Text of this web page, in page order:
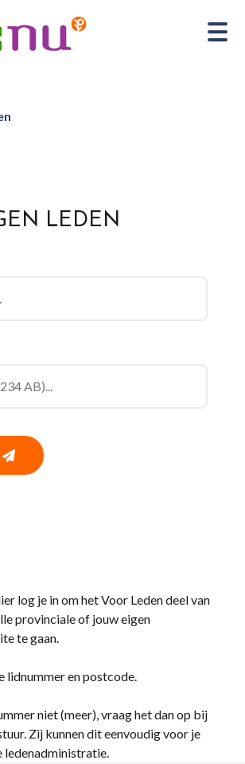
LEDEN
log je in om het Voor Leden deel van
provinciale of jouw eigen
te gaan.
lidnummer en postcode.
niet (meer), vraag het dan op bij
Zij kunnen dit eenvoudig voor je
ledenadministratie.